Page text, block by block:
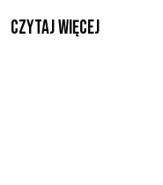
czytaj więcej